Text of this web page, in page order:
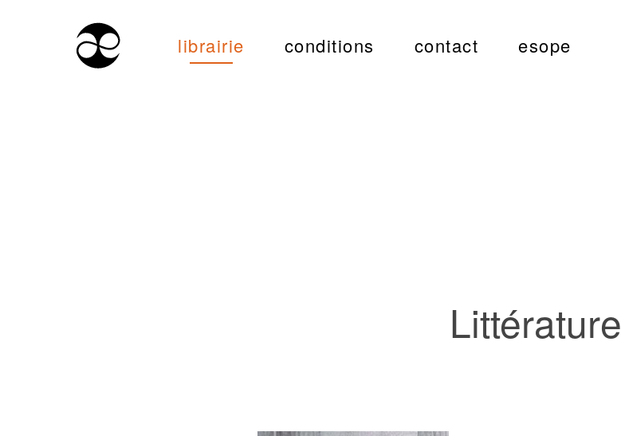
librairie conditions contact esope
Littérature